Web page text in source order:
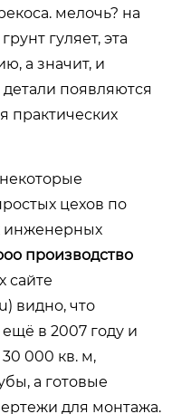
мелочь? на
гуляет, эта
а значит, и
появляются
практических
цехов по
инженерных
производство
сайте
) видно, что
в 2007 году и
000 кв. м,
а готовые
для монтажа.